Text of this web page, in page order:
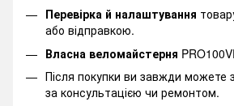
Перевірка й налаштування
або відправкою.
Власна веломайстерня
Після покупки ви завжди можете
за консультацією чи ремонтом.